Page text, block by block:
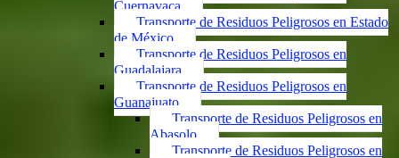
Cuernavaca
Transporte de Residuos Peligrosos en Estado
de México
Transporte de Residuos Peligrosos en
Guadalajara
Transporte de Residuos Peligrosos en
Guanajuato
Transporte de Residuos Peligrosos en
Abasolo
Transporte de Residuos Peligrosos en